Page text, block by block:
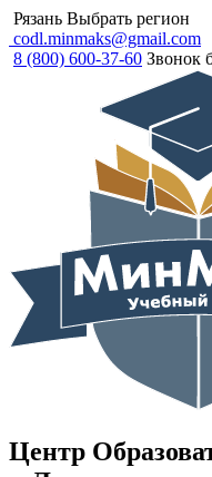
Рязань Выбрать регион
codl.minmaks@gmail.com
8 (800) 600-37-60 Звонок
Центр